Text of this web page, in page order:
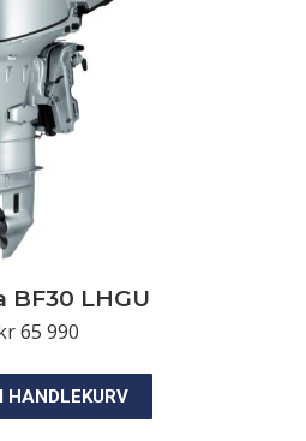
BF30 LHGU
65 990
HANDLEKURV